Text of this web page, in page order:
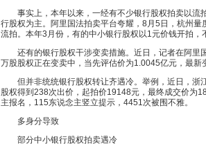
事实上，本年以来，一经有不少银行股权拍卖以流
行股权为主。阿里国法拍卖平台夸耀，8月5日，杭州
流拍。本年3月份，有的中小银行股权以1元价钱开拍，
还有的银行股权干涉变卖措施。近日，记者在阿里
万股股权正在变卖中，当先评估价为1.0045亿元，最新
但并非统统银行股权转让齐遇冷。举例，近日，浙
股权得到238次出价，起拍价19148元，最终成交价为
主报名，115东说念主竖立提示，4451次被围不雅。
多身分导致
部分中小银行股权拍卖遇冷